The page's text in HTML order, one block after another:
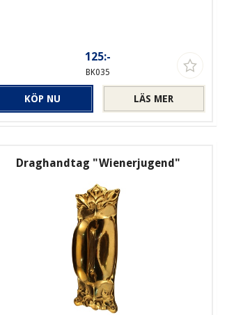
125:-
BK035
LÄS MER
KÖP NU
Draghandtag "Wienerjugend"